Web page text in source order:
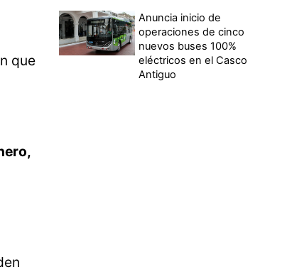
que
Anuncia inicio de
operaciones de cinco
nuevos buses 100%
eléctricos en el Casco
Antiguo